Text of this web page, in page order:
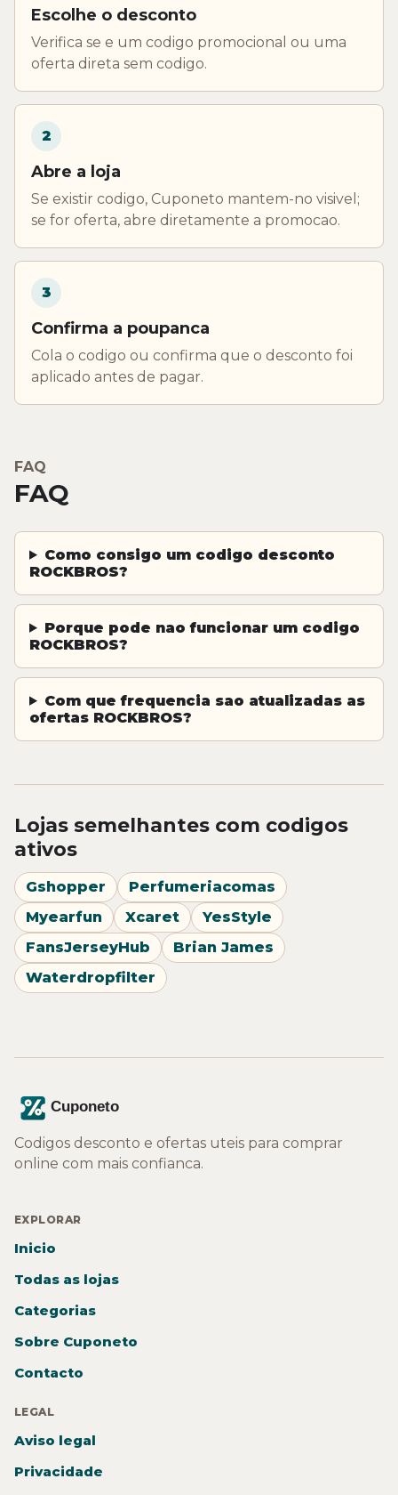
Escolhe o desconto
Verifica se e um codigo promocional ou uma
oferta direta sem codigo.
2
Abre a loja
Se existir codigo, Cuponeto mantem-no visivel;
se for oferta, abre diretamente a promocao.
3
Confirma a poupanca
Cola o codigo ou confirma que o desconto foi
aplicado antes de pagar.
FAQ
FAQ
Como consigo um codigo desconto
ROCKBROS?
Porque pode nao funcionar um codigo
ROCKBROS?
Com que frequencia sao atualizadas as
ofertas ROCKBROS?
Lojas semelhantes com codigos
ativos
Gshopper
Perfumeriacomas
Myearfun
Xcaret
YesStyle
FansJerseyHub
Brian James
Waterdropfilter
Codigos desconto e ofertas uteis para comprar
online com mais confianca.
EXPLORAR
Inicio
Todas as lojas
Categorias
Sobre Cuponeto
Contacto
LEGAL
Aviso legal
Privacidade